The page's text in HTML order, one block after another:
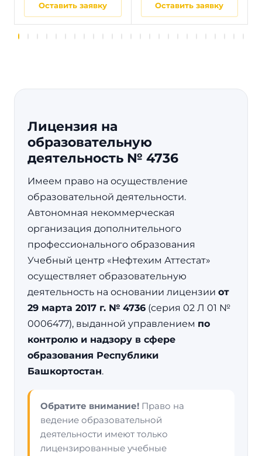
Оставить заявку Оставить заявку
Лицензия на
образовательную
деятельность № 4736
Имеем право на осуществление
образовательной деятельности.
Автономная некоммерческая
организация дополнительного
профессионального образования
Учебный центр «Нефтехим Аттестат»
осуществляет образовательную
деятельность на основании лицензии от
29 марта 2017 г. № 4736 (серия 02 Л 01 №
0006477), выданной управлением по
контролю и надзору в сфере
образования Республики
Башкортостан.
Обратите внимание! Право на
ведение образовательной
деятельности имеют только
лицензированные учебные